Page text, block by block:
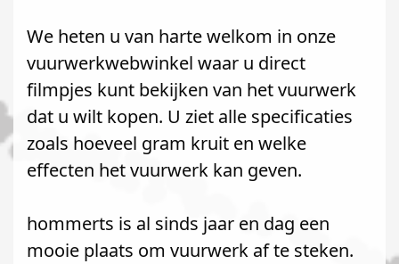
We heten u van harte welkom in onze
vuurwerkwebwinkel waar u direct
filmpjes kunt bekijken van het vuurwerk
dat u wilt kopen. U ziet alle specificaties
zoals hoeveel gram kruit en welke
effecten het vuurwerk kan geven.
hommerts is al sinds jaar en dag een
mooie plaats om vuurwerk af te steken.